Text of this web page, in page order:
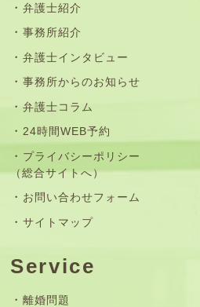
弁護士紹介
事務所紹介
弁護士インタビュー
事務所からのお知らせ
弁護士コラム
24時間WEB予約
プライバシーポリシー
（総合サイトへ）
お問い合わせフォーム
サイトマップ
Service
離婚問題